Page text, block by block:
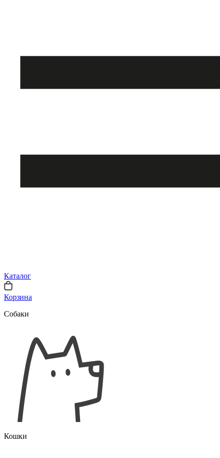
Каталог
Корзина
Собаки
Кошки